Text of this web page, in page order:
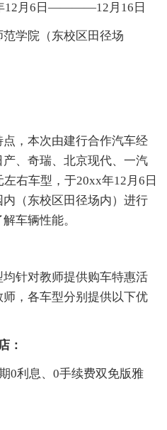
12月6日————12月16日
范学院（东校区田径场
，本次由建行合作汽车经
、奇瑞、北京现代、一汽
右车型，于20xx年12月6日
内（东校区田径场内）进行
车辆性能。
针对教师提供购车特惠活
，各车型分别提供以下优
：
0利息、0手续费双免版雅